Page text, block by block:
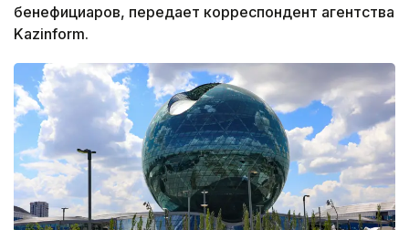
бенефициаров, передает корреспондент агентства
Kazinform.